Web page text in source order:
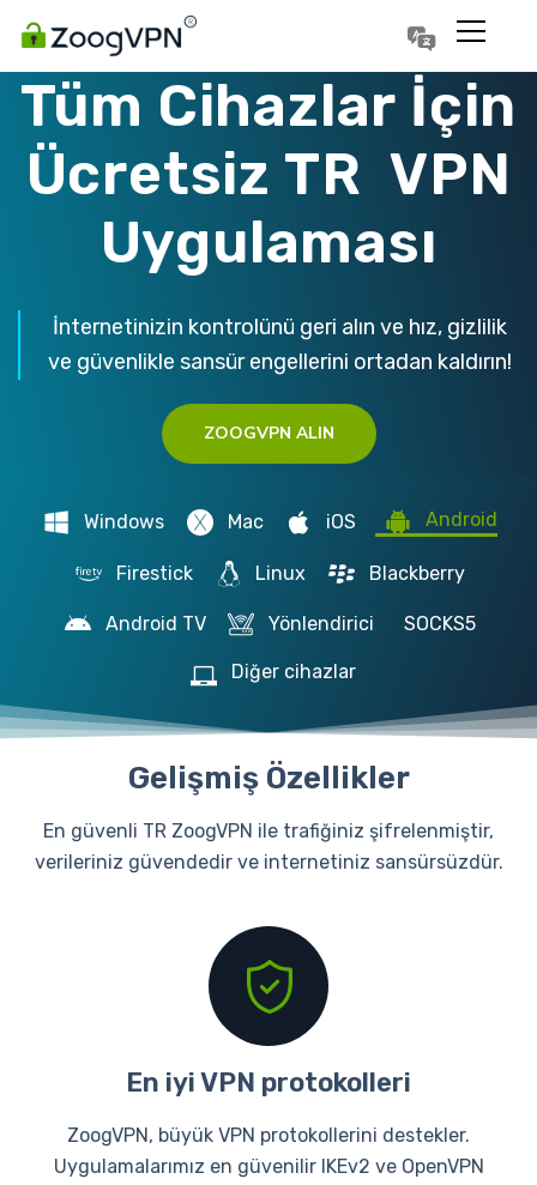
Tüm Cihazlar İçin
Ücretsiz TR VPN
Uygulaması
İnternetinizin kontrolünü geri alın ve hız, gizlilik
ve güvenlikle sansür engellerini ortadan kaldırın!
ZOOGVPN ALIN
Windows Mac iOS Android
Firestick Linux Blackberry
Android TV Yönlendirici SOCKS5
Diğer cihazlar
Gelişmiş Özellikler
En güvenli TR ZoogVPN ile trafiğiniz şifrelenmiştir,
verileriniz güvendedir ve internetiniz sansürsüzdür.
En iyi VPN protokolleri
ZoogVPN, büyük VPN protokollerini destekler.
Uygulamalarımız en güvenilir IKEv2 ve OpenVPN